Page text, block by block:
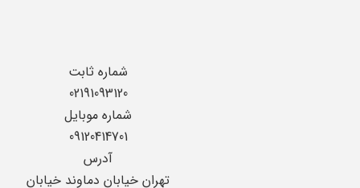
شماره ثابت
02191093120
شماره موبایل
09120414701
آدرس
تهران خیابان دماوند خیابان